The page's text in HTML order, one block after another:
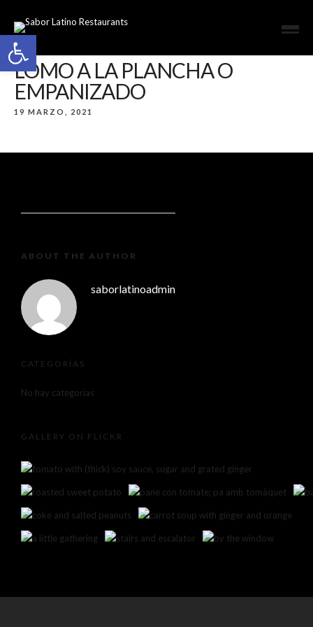
Open toolbar
LOMO A LA PLANCHA O
EMPANIZADO
19 MARZO, 2021
ABOUT THE AUTHOR
saborlatinoadmin
CATEGORÍAS
No hay categorías
GALLERY ON FLICKR